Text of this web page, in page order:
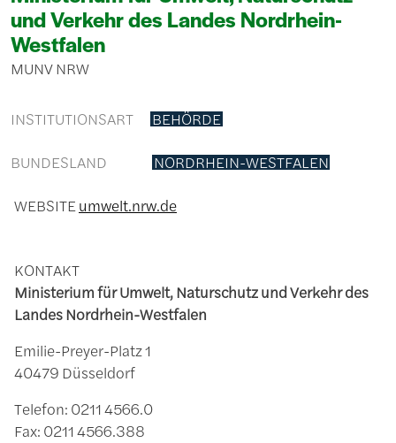
und Verkehr des Landes Nordrhein-
Westfalen
MUNV NRW
INSTITUTIONSART BEHÖRDE
BUNDESLAND NORDRHEIN-WESTFALEN
WEBSITEumwelt.nrw.de
KONTAKT
Ministerium für Umwelt, Naturschutz und Verkehr des
Landes Nordrhein-Westfalen
Emilie-Preyer-Platz 1
40479 Düsseldorf
Telefon: 0211 4566.0
Fax: 0211 4566.388